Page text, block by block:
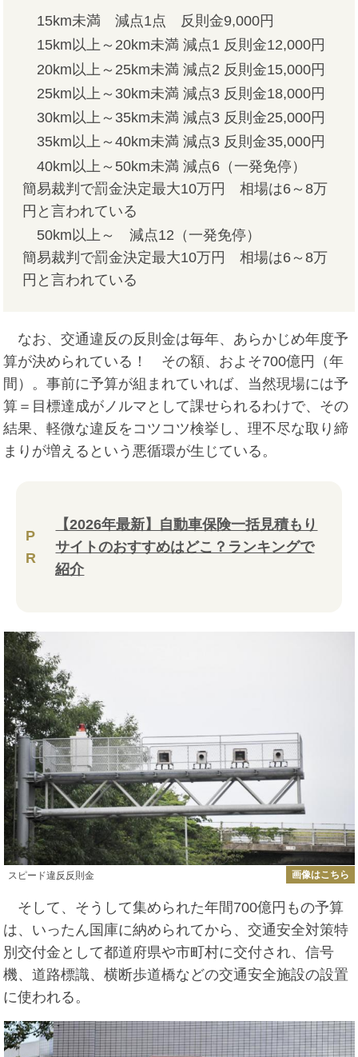
15km未満 減点1点 反則金9,000円
15km以上～20km未満 減点1 反則金12,000円
20km以上～25km未満 減点2 反則金15,000円
25km以上～30km未満 減点3 反則金18,000円
30km以上～35km未満 減点3 反則金25,000円
35km以上～40km未満 減点3 反則金35,000円
40km以上～50km未満 減点6（一発免停）
簡易裁判で罰金決定最大10万円 相場は6～8万
円と言われている
50km以上～ 減点12（一発免停）
簡易裁判で罰金決定最大10万円 相場は6～8万
円と言われている
なお、交通違反の反則金は毎年、あらかじめ年度予
算が決められている！ その額、およそ700億円（年
間）。事前に予算が組まれていれば、当然現場には予
算＝目標達成がノルマとして課せられるわけで、その
結果、軽微な違反をコツコツ検挙し、理不尽な取り締
まりが増えるという悪循環が生じている。
P
R
【2026年最新】自動車保険一括見積もり
サイトのおすすめはどこ？ランキングで
紹介
スピード違反反則金 画像はこちら
そして、そうして集められた年間700億円もの予算
は、いったん国庫に納められてから、交通安全対策特
別交付金として都道府県や市町村に交付され、信号
機、道路標識、横断歩道橋などの交通安全施設の設置
に使われる。